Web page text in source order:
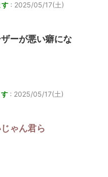
す : 2025/05/17(土)
ーが悪い癖にな
: 2025/05/17(土)
ゃん君ら